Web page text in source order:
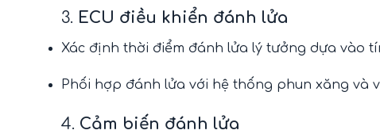
3. ECU điều khiển đánh lửa
Xác định thời điểm đánh lửa lý tưởng dựa vào
Phối hợp đánh lửa với hệ thống phun xăng và
4. Cảm biến đánh lửa